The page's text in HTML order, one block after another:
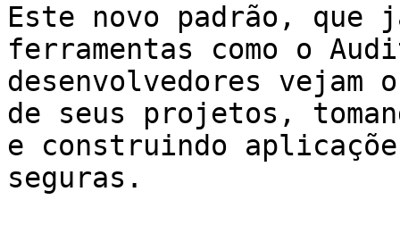
Este novo padrão, que
ferramentas como o
desenvolvedores vejam
de seus projetos,
e construindo
seguras.